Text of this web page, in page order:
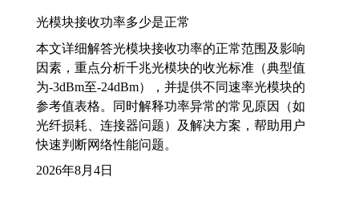
光模块接收功率多少是正常
本文详细解答光模块接收功率的正常范围及影响
因素，重点分析千兆光模块的收光标准（典型值
为-3dBm至-24dBm），并提供不同速率光模块的
参考值表格。同时解释功率异常的常见原因（如
光纤损耗、连接器问题）及解决方案，帮助用户
快速判断网络性能问题。
2026年8月4日